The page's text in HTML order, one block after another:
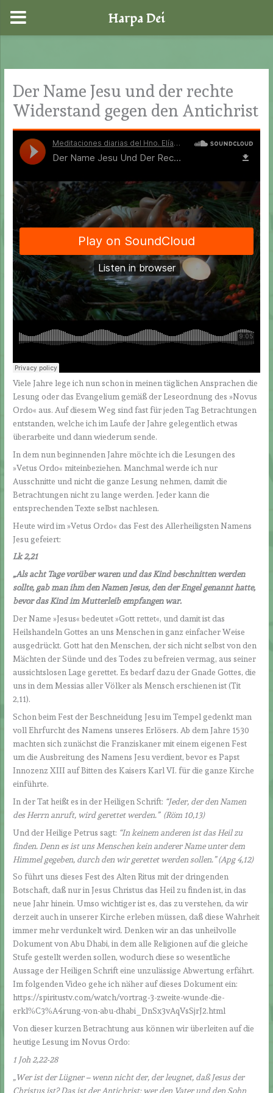
springen
Der Name Jesu und der rechte
Widerstand gegen den Antichrist
Viele Jahre lege ich nun schon in meinen täglichen Ansprachen die
Lesung oder das Evangelium gemäß der Leseordnung des »Novus
Ordo« aus. Auf diesem Weg sind fast für jeden Tag Betrachtungen
entstanden, welche ich im Laufe der Jahre gelegentlich etwas
überarbeite und dann wiederum sende.
In dem nun beginnenden Jahre möchte ich die Lesungen des
»Vetus Ordo« miteinbeziehen. Manchmal werde ich nur
Ausschnitte und nicht die ganze Lesung nehmen, damit die
Betrachtungen nicht zu lange werden. Jeder kann die
entsprechenden Texte selbst nachlesen.
Heute wird im »Vetus Ordo« das Fest des Allerheiligsten Namens
Jesu gefeiert:
Lk 2,21
„Als acht Tage vorüber waren und das Kind beschnitten werden
sollte, gab man ihm den Namen Jesus, den der Engel genannt hatte,
bevor das Kind im Mutterleib empfangen war.
Der Name »Jesus« bedeutet »Gott rettet«, und damit ist das
Heilshandeln Gottes an uns Menschen in ganz einfacher Weise
ausgedrückt. Gott hat den Menschen, der sich nicht selbst von den
Mächten der Sünde und des Todes zu befreien vermag, aus seiner
aussichtslosen Lage gerettet. Es bedarf dazu der Gnade Gottes, die
uns in dem Messias aller Völker als Mensch erschienen ist (Tit
2,11).
Schon beim Fest der Beschneidung Jesu im Tempel gedenkt man
voll Ehrfurcht des Namens unseres Erlösers. Ab dem Jahre 1530
machten sich zunächst die Franziskaner mit einem eigenen Fest
um die Ausbreitung des Namens Jesu verdient, bevor es Papst
Innozenz XIII auf Bitten des Kaisers Karl VI. für die ganze Kirche
einführte.
In der Tat heißt es in der Heiligen Schrift: “Jeder, der den Namen
des Herrn anruft, wird gerettet werden.” (Röm 10,13)
Und der Heilige Petrus sagt: “In keinem anderen ist das Heil zu
finden. Denn es ist uns Menschen kein anderer Name unter dem
Himmel gegeben, durch den wir gerettet werden sollen.” (Apg 4,12)
So führt uns dieses Fest des Alten Ritus mit der dringenden
Botschaft, daß nur in Jesus Christus das Heil zu finden ist, in das
neue Jahr hinein. Umso wichtiger ist es, das zu verstehen, da wir
derzeit auch in unserer Kirche erleben müssen, daß diese Wahrheit
immer mehr verdunkelt wird. Denken wir an das unheilvolle
Dokument von Abu Dhabi, in dem alle Religionen auf die gleiche
Stufe gestellt werden sollen, wodurch diese so wesentliche
Aussage der Heiligen Schrift eine unzulässige Abwertung erfährt.
Im folgenden Video gehe ich näher auf dieses Dokument ein:
https://spiritustv.com/watch/vortrag-3-zweite-wunde-die-
erkl%C3%A4rung-von-abu-dhabi_DnSx3vAqVsSjrJ2.html
Von dieser kurzen Betrachtung aus können wir überleiten auf die
heutige Lesung im Novus Ordo:
1 Joh 2,22-28
„Wer ist der Lügner – wenn nicht der, der leugnet, daß Jesus der
Christus ist? Das ist der Antichrist: wer den Vater und den Sohn
Harpa Dei